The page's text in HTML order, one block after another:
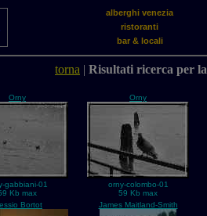
alberghi venezia
ristoranti
bar & locali
torna | Risultati ricerca per
Orny
gabbiani-01
Kb max
Orny
orny-colombo-01
59 Kb max
Bortot
James Maitland-Smith